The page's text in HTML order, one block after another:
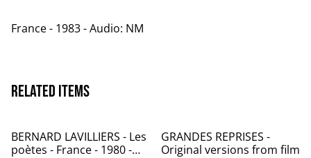
France - 1983 - Audio: NM
Related items
BERNARD LAVILLIERS - Les
poètes - France - 1980 -
GRANDES REPRISES -
Original versions from film